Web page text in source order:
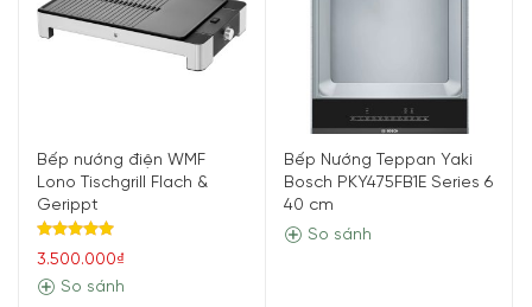
Bếp nướng điện WMF
Lono Tischgrill Flach &
Gerippt
Được xếp
hạng5.00
5 sao
3.500.000₫
So sánh
Bếp Nướng Teppan Yaki
Bosch PKY475FB1E Series 6
40 cm
So sánh